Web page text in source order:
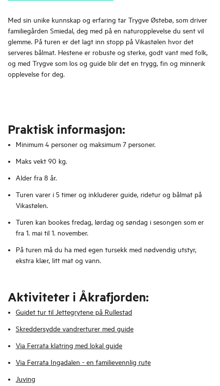
Med sin unike kunnskap og erfaring tar Trygve Østebø, som driver
familiegården Smiedal, deg med på en naturopplevelse du sent vil
glemme. På turen er det lagt inn stopp på Vikastølen hvor det
serveres bålmat. Hestene er robuste og sterke, godt vant med folk,
og med Trygve som los og guide blir det en trygg, fin og minnerik
opplevelse for deg.
Praktisk informasjon:
Minimum 4 personer og maksimum 7 personer.
Maks vekt 90 kg.
Alder fra 8 år.
Turen varer i 5 timer og inkluderer guide, ridetur og bålmat på
Vikastølen.
Turen kan bookes fredag, lørdag og søndag i sesongen som er
fra 1. mai til 1. november.
På turen må du ha med egen tursekk med nødvendig utstyr,
ekstra klær, litt mat og vann.
Aktiviteter i Åkrafjorden:
Guidet tur til Jettegrytene på Rullestad
Skreddersydde vandrerturer med guide
Via Ferrata klatring med lokal guide
Via Ferrata Ingadalen - en familievennlig rute
Juving